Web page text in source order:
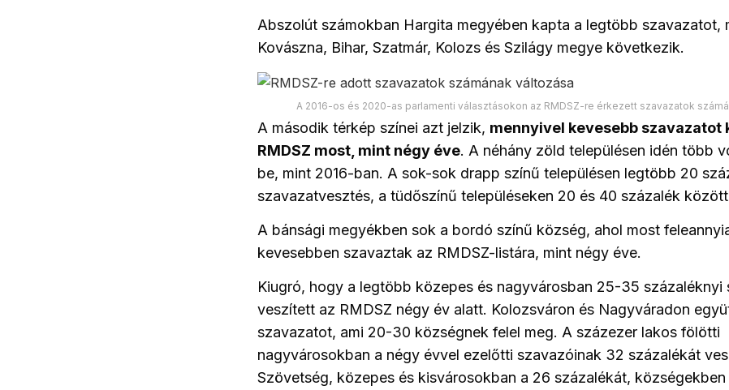
Abszolút számokban Hargita megyében kapta a legtöbb szavazatot,
Kovászna, Bihar, Szatmár, Kolozs és Szilágy megye következik.
A 2016-os és 2020-as parlamenti választásokon az RMDSZ-re érkezett szavazatok
A második térkép színei azt jelzik, mennyivel kevesebb szavazatot
RMDSZ most, mint négy éve. A néhány zöld településen idén több
be, mint 2016-ban. A sok-sok drapp színű településen legtöbb 20
szavazatvesztés, a tüdőszínű településeken 20 és 40 százalék
A bánsági megyékben sok a bordó színű község, ahol most
kevesebben szavaztak az RMDSZ-listára, mint négy éve.
Kiugró, hogy a legtöbb közepes és nagyvárosban 25-35 százaléknyi
veszített az RMDSZ négy év alatt. Kolozsváron és Nagyváradon
szavazatot, ami 20-30 községnek felel meg. A százezer lakos fölötti
nagyvárosokban a négy évvel ezelőtti szavazóinak 32 százalékát
Szövetség, közepes és kisvárosokban a 26 százalékát, községekben